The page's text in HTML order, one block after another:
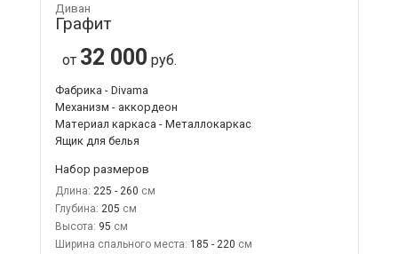
Диван
Графит
от 32 000 руб.
Фабрика - Divama
Механизм - аккордеон
Материал каркаса - Металлокаркас
Ящик для белья
Набор размеров
Длина: 225 - 260
Глубина: 205
Высота: 95
Ширина спального места: 185 - 220